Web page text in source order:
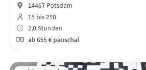
14467 Potsdam
15 bis 250
2,0 Stunden
ab655 € pauschal